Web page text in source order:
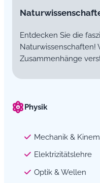
Entdecken Sie die
Naturwissenschaften!
Zusammenhänge
Physik
Mechanik &
Elektrizitätslehre
Optik & Wellen